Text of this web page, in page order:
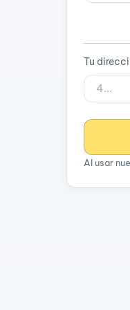
Tu
Al usar